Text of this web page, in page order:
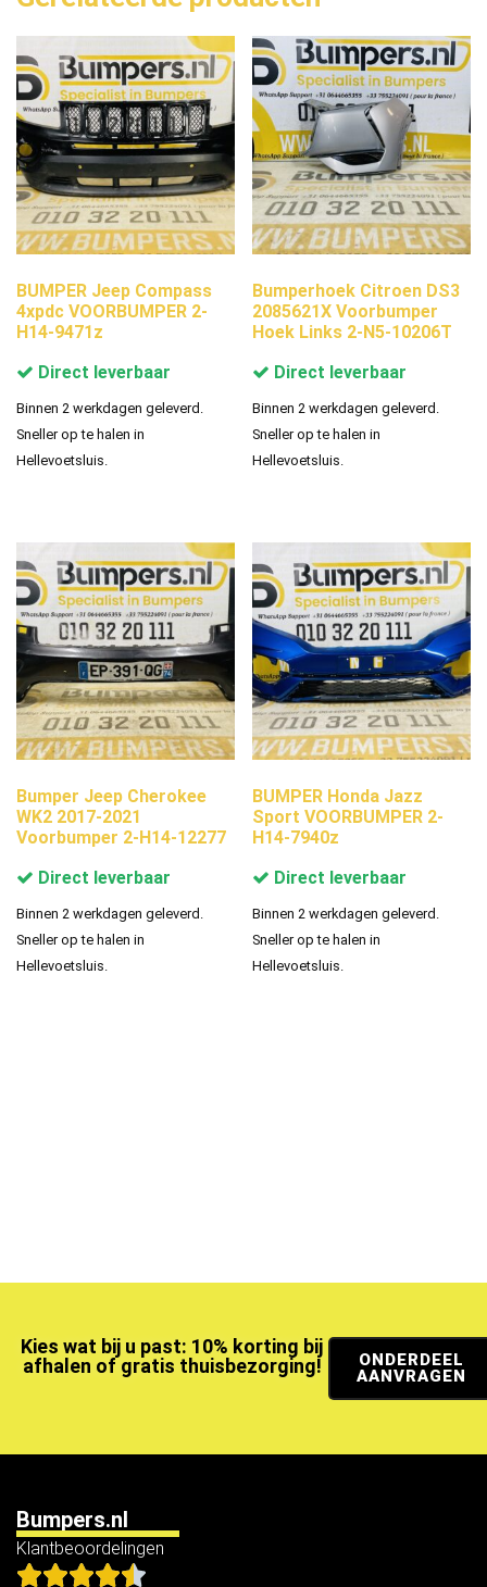
BUMPER Jeep Compass
4xpdc VOORBUMPER 2-
H14-9471z
Direct leverbaar
Binnen 2 werkdagen geleverd.
Sneller op te halen in
Hellevoetsluis.
Bumperhoek Citroen DS3
2085621X Voorbumper
Hoek Links 2-N5-10206T
Direct leverbaar
Binnen 2 werkdagen geleverd.
Sneller op te halen in
Hellevoetsluis.
Bumper Jeep Cherokee
WK2 2017-2021
Voorbumper 2-H14-12277
Direct leverbaar
Binnen 2 werkdagen geleverd.
Sneller op te halen in
Hellevoetsluis.
BUMPER Honda Jazz
Sport VOORBUMPER 2-
H14-7940z
Direct leverbaar
Binnen 2 werkdagen geleverd.
Sneller op te halen in
Hellevoetsluis.
Kies wat bij u past: 10% korting bij
afhalen of gratis thuisbezorging!
ONDERDEEL
AANVRAGEN
Bumpers.nl
Klantbeoordelingen